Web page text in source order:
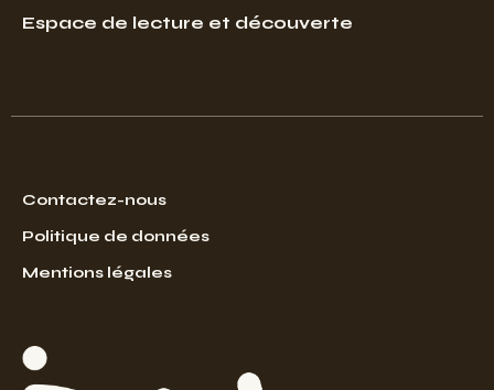
Espace de lecture et découverte
Contactez-nous
Politique de données
Mentions légales